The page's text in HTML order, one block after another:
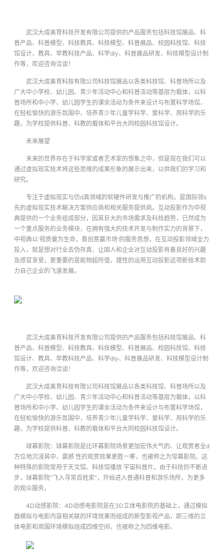
武汉大成美育科技开发有限公司提供的产品服务包括科技馆展品、科
普产品、科普模型、科技教具、科技模型、科普展品、校园科技馆、科技
馆设计、教具、早教科技产品、科学diy、科普展品研发、科技模型设计制
作等，欢迎咨询洽谈！
武汉大成美育科技有限公司科技馆展品以各类科技馆、科普场所以及
广大中小学校、幼儿园、青少年活动中心和科普活动等基层为载体，以科
普场所和中小学、幼儿园学生的课余活动为条件来设计与布置科学场馆，
在轻松愉快的游乐氛围中，培养青少年儿童学科学、爱科学、用科学的乐
趣，为学校提供科普、科教的载体和平台大同校园科技馆设计。
未来展望
未来的世界存在于科学家或者艺术家的想象之中，但是现在我们可以
通过虚拟现实技术将这些思维的成果形象的展示出来，以供我们的学习和
研究。
专注于虚拟现实与仿d真领域的软硬件研发与推广的机构，是国际领s
先的虚拟现实技术解决方案供应商和相关服务提供商。互动投影作为中视
典提供的一个业务组成部分，因其巨大的市场需求及科技趋势，已然成为
一个重点服务的业务模块，在拥有强大的技术开发与制作实力的背景下，
中视典以'视质量为生命，靠创意赢市场'的服务思想，在互动投影领域全力
投入，就是想对行业去伪存真，让国人和企业对互动投影有着良好的兴趣
及感官享受，更重要的是能物超所值，理性的运用互动投影这项新技术助
力自己企业的飞速发展。
武汉大成美育科技开发有限公司提供的产品服务包括科技馆展品、科
普产品、科普模型、科技教具、科技模型、科普展品、校园科技馆、科技
馆设计、教具、早教科技产品、科学diy、科普展品研发、科技模型设计制
作等，欢迎咨询洽谈！
武汉大成美育科技有限公司科技馆展品以各类科技馆、科普场所以及
广大中小学校、幼儿园、青少年活动中心和科普活动等基层为载体，以科
普场所和中小学、幼儿园学生的课余活动为条件来设计与布置科学场馆，
在轻松愉快的游乐氛围中，培养青少年儿童学科学、爱科学、用科学的乐
趣，为学校提供科普、科教的载体和平台大同校园科技馆设计。
球幕影院：球幕影院是比环幕影院场景更加宏伟大气的、让观赏者全d
方位地沉浸其中，震撼 性的观赏效果更胜一筹，也被称之为穹幕影院。这
种特殊的影院常用于天文馆、科技馆播放 宇宙科普片。由于科技的不断进
步，球幕影院“飞入寻常百姓家”，开始进入普通科普和游乐场所，为更多
的观众服务。
4D动感影院：4D动感电影院是在3D立体电影院的基础上，通过模拟
器模拟与电影内容相关联的环境效果而组成的新型影视产品，即三维的立
体电影和周围环境模拟组成四维空间，也被称之为四维电影。